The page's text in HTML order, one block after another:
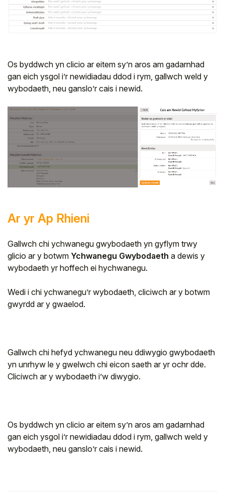
Os byddwch yn clicio ar eitem sy’n aros am gadarnhad
gan eich ysgol i’r newidiadau ddod i rym, gallwch weld y
wybodaeth, neu ganslo’r cais i newid.
Ar yr Ap Rhieni
Gallwch chi ychwanegu gwybodaeth yn gyflym trwy
glicio ar y botwm Ychwanegu Gwybodaeth a dewis y
wybodaeth yr hoffech ei hychwanegu.
Wedi i chi ychwanegu’r wybodaeth, cliciwch ar y botwm
gwyrdd ar y gwaelod.
Gallwch chi hefyd ychwanegu neu ddiwygio gwybodaeth
yn unrhyw le y gwelwch chi eicon saeth ar yr ochr dde.
Cliciwch ar y wybodaeth i’w diwygio.
Os byddwch yn clicio ar eitem sy’n aros am gadarnhad
gan eich ysgol i’r newidiadau ddod i rym, gallwch weld y
wybodaeth, neu ganslo’r cais i newid.